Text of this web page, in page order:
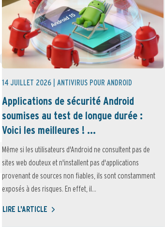
14 JUILLET 2026 | ANTIVIRUS POUR ANDROID
Applications de sécurité Android
soumises au test de longue durée :
Voici les meilleures ! ...
Même si les utilisateurs d'Android ne consultent pas de
sites web douteux et n'installent pas d'applications
provenant de sources non fiables, ils sont constamment
exposés à des risques. En effet, il...
LIRE L'ARTICLE